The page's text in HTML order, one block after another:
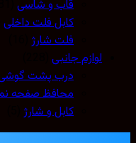
قاب و شاسی(81)
کابل فلت داخلی(22)
فلت شارژ(16)
لوازم جانبی(228)
درب پشت گوشی(221)
محافظ صفحه نمایش
کابل و شارژ(5)